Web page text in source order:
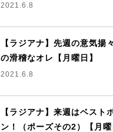
2021.6.8
【ラジアナ】先週の意気揚
の滑稽なオレ【月曜日】
2021.6.8
【ラジアナ】来週はベスト
ン！（ポーズその2）【月曜